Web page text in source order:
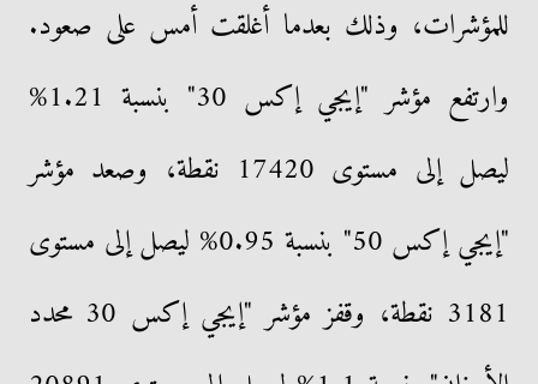
للمؤشرات، وذلك بعدما أغلقت أمس على صعود.
وارتفع مؤشر "إيجي إكس 30" بنسبة 1.21%
ليصل إلى مستوى 17420 نقطة، وصعد مؤشر
"إيجي إكس 50" بنسبة 0.95% ليصل إلى مستوى
3181 نقطة، وقفز مؤشر "إيجي إكس 30 محدد